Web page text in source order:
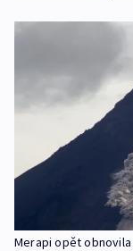
Merapi opět